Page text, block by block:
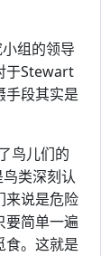
组的领导
于Stewart
手段其实是
鸟儿们的
类深刻认
来说是危险
要简单一遍
食。这就是